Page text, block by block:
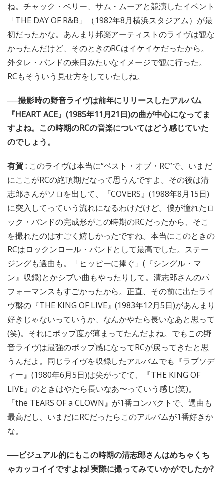
ね。チャック・ベリー、サム・ムーアと競演したイベント
「THE DAY OF R&B」（1982年8月横浜スタジアム）が最
初だったかな。あんまり邦楽アーティストのライヴは観な
かったんだけど、そのときのRCはイケイケだったから。
外タレ・バンドの来日みたいなイメージで観に行った。
RCもそういう見せ方をしていたしね。
──撮影時の野音ライヴは前年にリリースしたアルバム
『HEART ACE』(1985年11月21日)の曲が中心になってま
すよね。この時期のRCの音楽についてはどう感じていた
のでしょう。
有賀 : このライヴは本当に“ベスト・オブ・RC”で、いまだ
にここがRCの絶頂期だなって思うんですよ。その後は清
志郎さんがソロを出して、『COVERS』(1988年8月15日)
に突入してっていう流れになるわけだけど。僕が憧れたロ
ック・バンドの完成形がこの時期のRCだったから、そこ
を撮れたのはすごく嬉しかったですね。本当にこのときの
RCはロックンロール・バンドとして最高でした。ステー
ジングも選曲も。「ヒッピーに捧ぐ」(『シングル・マ
ン』収録)とかシブい曲もやったりして。清志郎さんのパ
フォーマンスもすごかったから。正直、その前に出たライ
ヴ盤の『THE KING OF LIVE』(1983年12月5日)があんまり
好きじゃないっていうか、なんかやたら長いなあと思って
(笑)。それにポップ度が薄まってたんだよね。でもこの野
音ライヴは最強のポップ感になってRCが戻ってきたと思
うんだよ。同じライヴを収録したアルバムでも『ラプソデ
ィー』(1980年6月5日)は尖がってて、『THE KING OF
LIVE』のときはやたら長いなあ〜っていう感じ(笑)。
『the TEARS OF a CLOWN』が1番コンパクトで、選曲も
最高だし、いまだにRCだったらこのアルバムが1番好きか
な。
──ビジュアル的にもこの時期の清志郎さんはめちゃくち
ゃカッコイイですよね! 実際に撮ってみていかがでしたか?